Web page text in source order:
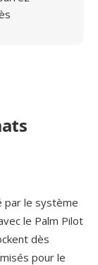
par le système
le Palm Pilot
dès
pour le